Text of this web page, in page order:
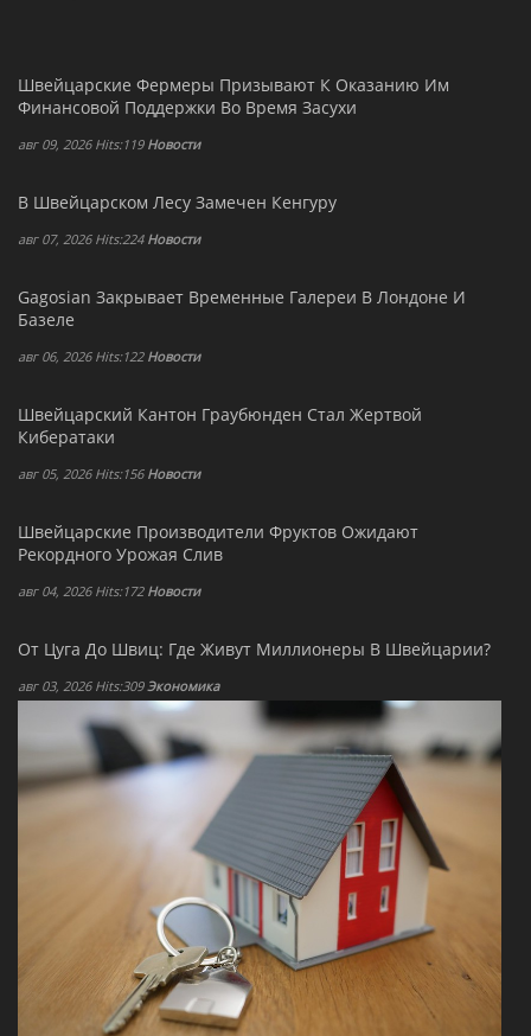
Швейцарские Фермеры Призывают К Оказанию Им
Финансовой Поддержки Во Время Засухи
авг 09, 2026 Hits:119 Новости
В Швейцарском Лесу Замечен Кенгуру
авг 07, 2026 Hits:224 Новости
Gagosian Закрывает Временные Галереи В Лондоне И
Базеле
авг 06, 2026 Hits:122 Новости
Швейцарский Кантон Граубюнден Стал Жертвой
Кибератаки
авг 05, 2026 Hits:156 Новости
Швейцарские Производители Фруктов Ожидают
Рекордного Урожая Слив
авг 04, 2026 Hits:172 Новости
От Цуга До Швиц: Где Живут Миллионеры В Швейцарии?
авг 03, 2026 Hits:309Экономика